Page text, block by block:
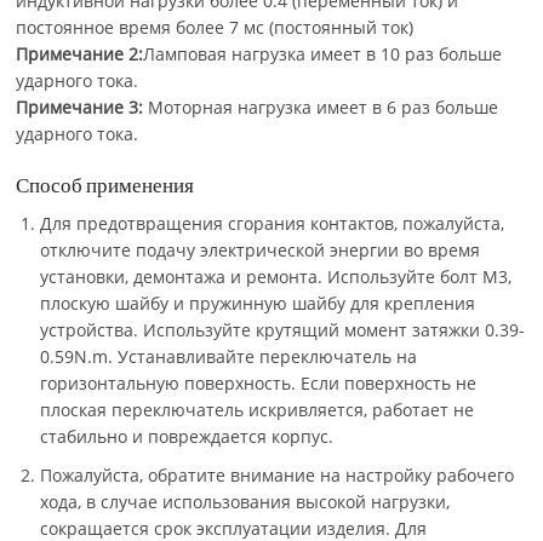
постоянное время более 7 мс (постоянный ток)
Примечание 2:Ламповая нагрузка имеет в 10 раз больше
ударного тока.
Примечание 3: Моторная нагрузка имеет в 6 раз больше
ударного тока.
Способ применения
Для предотвращения сгорания контактов, пожалуйста,
отключите подачу электрической энергии во время
установки, демонтажа и ремонта. Используйте болт M3,
плоскую шайбу и пружинную шайбу для крепления
устройства. Используйте крутящий момент затяжки 0.39-
0.59N.m. Устанавливайте переключатель на
горизонтальную поверхность. Если поверхность не
плоская переключатель искривляется, работает не
стабильно и повреждается корпус.
Пожалуйста, обратите внимание на настройку рабочего
хода, в случае использования высокой нагрузки,
сокращается срок эксплуатации изделия. Для